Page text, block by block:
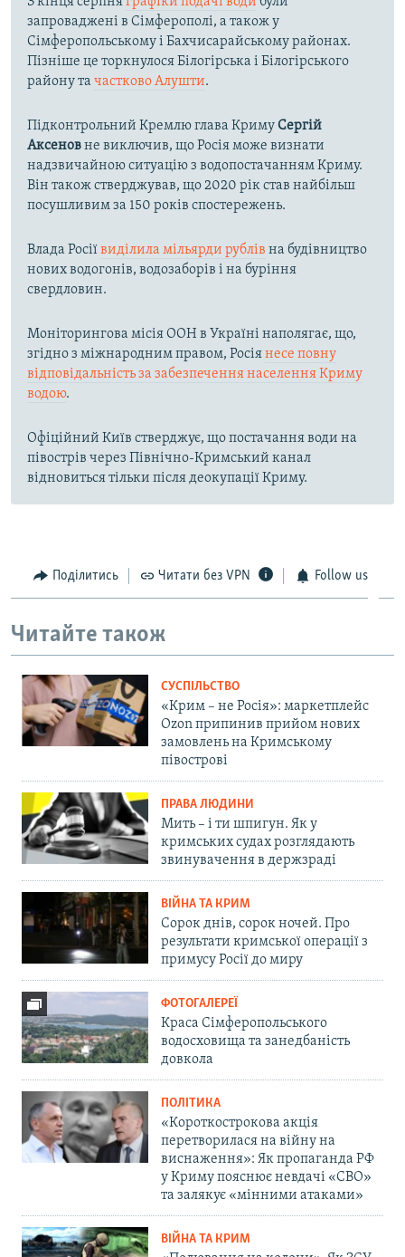
запроваджені в Сімферополі, а також у
Сімферопольському і Бахчисарайському районах.
Пізніше це торкнулося Білогірська і Білогірського
району та частково Алушти.
Підконтрольний Кремлю глава КримуСергій
Аксеновне виключив, що Росія може визнати
надзвичайною ситуацію з водопостачанням Криму.
Він також стверджував, що 2020 рік став найбільш
посушливим за 150 років спостережень.
Влада Росіївиділила мільярди рублів на будівництво
нових водогонів, водозаборів і на буріння
свердловин.
Моніторингова місія ООН в Україні наполягає, що,
згідно з міжнародним правом, Росіянесе повну
відповідальність за забезпечення населення Криму
водою.
Офіційний Київ стверджує, що постачання води на
півострів через Північно-Кримський канал
відновиться тільки після деокупації Криму.
Поділитись Читати без VPN Follow us
Читайте також
СУСПІЛЬСТВО
«Крим – не Росія»: маркетплейс
Ozon припинив прийом нових
замовлень на Кримському
півострові
ПРАВА ЛЮДИНИ
Мить – і ти шпигун. Як у
кримських судах розглядають
звинувачення в держзраді
ВІЙНА ТА КРИМ
Сорок днів, сорок ночей. Про
результати кримської операції з
примусу Росії до миру
ФОТОГАЛЕРЕЇ
Краса Сімферопольського
водосховища та занедбаність
довкола
ПОЛІТИКА
«Короткострокова акція
перетворилася на війну на
виснаження»: Як пропаганда РФ
у Криму пояснює невдачі «СВО»
та залякує «мінними атаками»
ВІЙНА ТА КРИМ